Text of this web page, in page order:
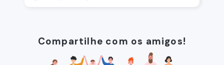
Compartilhe com os amigos!